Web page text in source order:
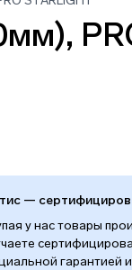
—
у нас товары
гарантией